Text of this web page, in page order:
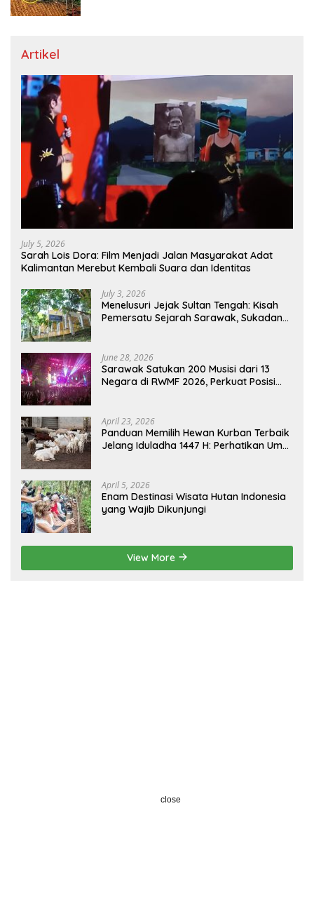
Artikel
July 5, 2026
Sarah Lois Dora: Film Menjadi Jalan Masyarakat Adat
Kalimantan Merebut Kembali Suara dan Identitas
July 3, 2026
Menelusuri Jejak Sultan Tengah: Kisah
Pemersatu Sejarah Sarawak, Sukadana,
June 28, 2026
Sarawak Satukan 200 Musisi dari 13
Negara di RWMF 2026, Perkuat Posisi
April 23, 2026
Panduan Memilih Hewan Kurban Terbaik
Jelang Iduladha 1447 H: Perhatikan Umur
April 5, 2026
Enam Destinasi Wisata Hutan Indonesia
yang Wajib Dikunjungi
View More
close